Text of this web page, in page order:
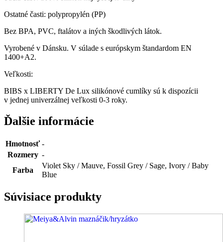
Ostatné časti: polypropylén (PP)
Bez BPA, PVC, ftalátov a iných škodlivých látok.
Vyrobené v Dánsku. V súlade s európskym štandardom EN
1400+A2.
Veľkosti:
BIBS x LIBERTY De Lux silikónové cumlíky sú k dispozícii
v jednej univerzálnej veľkosti 0-3 roky.
Ďalšie informácie
Hmotnosť -
Rozmery -
Farba
Violet Sky / Mauve, Fossil Grey / Sage, Ivory / Baby
Blue
Súvisiace produkty